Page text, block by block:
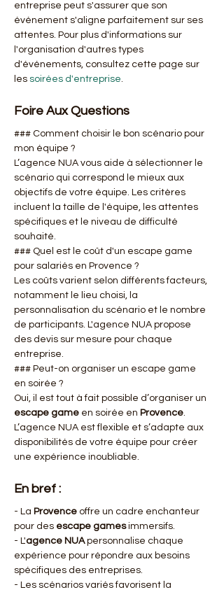
entreprise peut s'assurer que son
événement s'aligne parfaitement sur ses
attentes. Pour plus d'informations sur
l'organisation d'autres types
d'événements, consultez cette page sur
les soirées d'entreprise.
Foire Aux Questions
### Comment choisir le bon scénario pour
mon équipe ?
L’agence NUA vous aide à sélectionner le
scénario qui correspond le mieux aux
objectifs de votre équipe. Les critères
incluent la taille de l'équipe, les attentes
spécifiques et le niveau de difficulté
souhaité.
### Quel est le coût d'un escape game
pour salariés en Provence ?
Les coûts varient selon différents facteurs,
notamment le lieu choisi, la
personnalisation du scénario et le nombre
de participants. L'agence NUA propose
des devis sur mesure pour chaque
entreprise.
### Peut-on organiser un escape game
en soirée ?
Oui, il est tout à fait possible d’organiser un
escape game en soirée en Provence.
L’agence NUA est flexible et s’adapte aux
disponibilités de votre équipe pour créer
une expérience inoubliable.
En bref :
- La Provence offre un cadre enchanteur
pour des escape games immersifs.
- L'agence NUA personnalise chaque
expérience pour répondre aux besoins
spécifiques des entreprises.
- Les scénarios variés favorisent la